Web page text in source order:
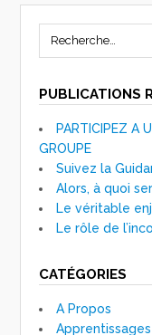
PUBLICATIONS
PARTICIPEZ A
GROUPE
Suivez la
Alors, à quoi
Le véritable
Le rôle de
CATÉGORIES
A Propos
Apprentissages